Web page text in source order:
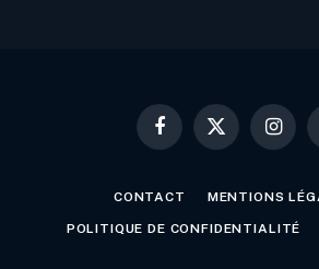
Facebook
X
CONTACT MENTIONS
POLITIQUE DE CONFIDENTIALITÉ